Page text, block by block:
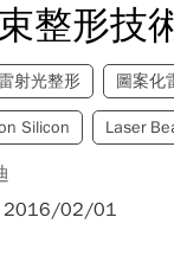
整形技
射光整形 圖案化
Silicon Laser
2016/02/01